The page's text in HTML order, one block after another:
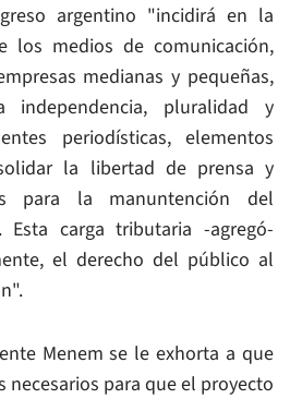
argentino "incidirá en la
los medios de comunicación,
medianas y pequeñas,
independencia, pluralidad y
periodísticas, elementos
la libertad de prensa y
para la manuntención del
Esta carga tributaria -agregó-
el derecho del público al
Menem se le exhorta a que
necesarios para que el proyecto